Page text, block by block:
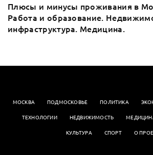
Плюсы и минусы проживания в
Работа и образование.
инфраструктура. Медицина.
МОСКВА ПОДМОСКОВЬЕ ПОЛИТИКА
ТЕХНОЛОГИИ
НЕДВИЖИМОСТЬ
КУЛЬТУРА
СПОРТ О